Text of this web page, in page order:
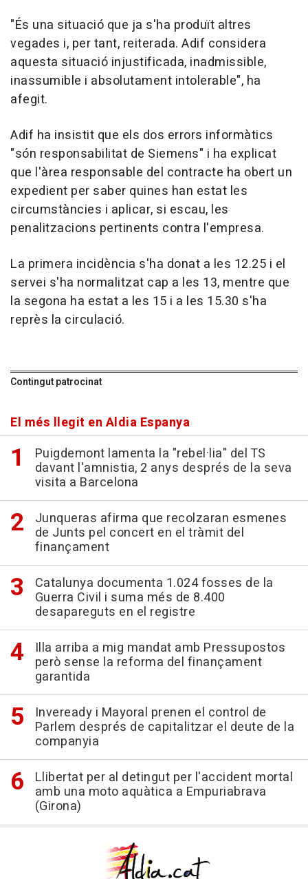
"És una situació que ja s'ha produït altres
vegades i, per tant, reiterada. Adif considera
aquesta situació injustificada, inadmissible,
inassumible i absolutament intolerable", ha
afegit.
Adif ha insistit que els dos errors informàtics
"són responsabilitat de Siemens" i ha explicat
que l'àrea responsable del contracte ha obert un
expedient per saber quines han estat les
circumstàncies i aplicar, si escau, les
penalitzacions pertinents contra l'empresa.
La primera incidència s'ha donat a les 12.25 i el
servei s'ha normalitzat cap a les 13, mentre que
la segona ha estat a les 15 i a les 15.30 s'ha
reprès la circulació.
Contingut patrocinat
El més llegit en Aldia Espanya
Puigdemont lamenta la "rebel·lia" del TS
davant l'amnistia, 2 anys després de la seva
visita a Barcelona
Junqueras afirma que recolzaran esmenes
de Junts pel concert en el tràmit del
finançament
Catalunya documenta 1.024 fosses de la
Guerra Civil i suma més de 8.400
desapareguts en el registre
Illa arriba a mig mandat amb Pressupostos
però sense la reforma del finançament
garantida
Inveready i Mayoral prenen el control de
Parlem després de capitalitzar el deute de la
companyia
Llibertat per al detingut per l'accident mortal
amb una moto aquàtica a Empuriabrava
(Girona)